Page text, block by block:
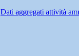
Dati aggregati attività